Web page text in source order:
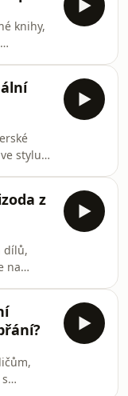
se z
knihy,
o
na
se
ča
stylu
nebo
ji Tom
z
dílů,
na
a kde
ve